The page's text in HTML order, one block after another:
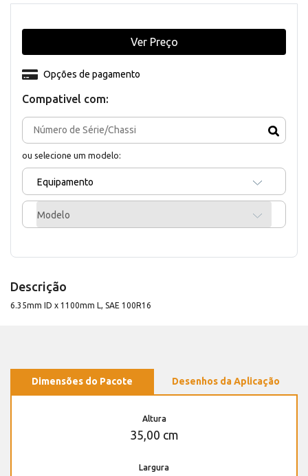
Compativel com:
ou selecione um modelo:
Equipamento
Modelo
Opções de pagamento
Ver Preço
Descrição
6.35mm ID x 1100mm L, SAE 100R16
Dimensões do Pacote Desenhos da Aplicação
Altura
35,00 cm
Largura